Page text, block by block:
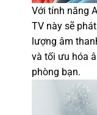
Với tính năng
TV này sẽ
lượng âm
và tối ưu hóa
phòng bạn.